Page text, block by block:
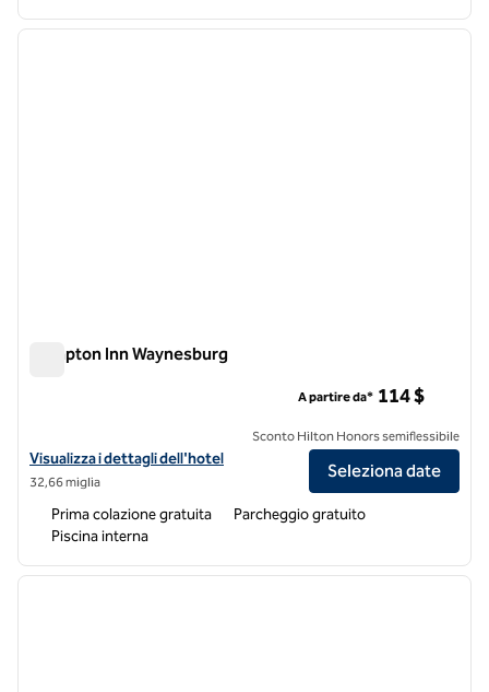
1 di 12
Hampton Inn Waynesburg
Visualizza i dettagli dell'hotel Hampton Inn Waynesburg
Visualizza i dettagli dell'hotel
32,66 miglia
A partire da* 114 $
Sconto Hilton Honors semiflessibile
Seleziona date
Prima colazione gratuita
Parcheggio gratuito
Piscina interna
1 di 12